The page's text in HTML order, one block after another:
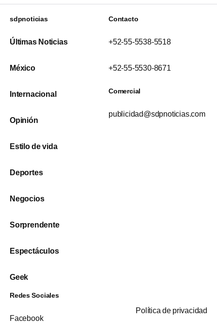
sdpnoticias
Últimas Noticias
México
Internacional
Opinión
Estilo de vida
Deportes
Negocios
Sorprendente
Espectáculos
Geek
Contacto
+52-55-5538-5518
+52-55-5530-8671
Comercial
publicidad@sdpnoticias.com
Redes Sociales
Facebook
Política de privacidad